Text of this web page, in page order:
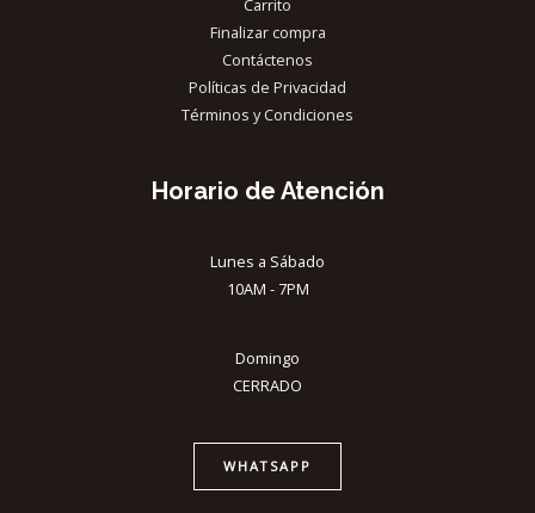
Carrito
Finalizar compra
Contáctenos
Políticas de Privacidad
Términos y Condiciones
Horario de Atención
Lunes a Sábado
10AM - 7PM
Domingo
CERRADO
WHATSAPP